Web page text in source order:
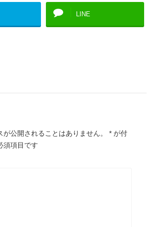
LINE
が公開されることはありません。 * が付
須項目です